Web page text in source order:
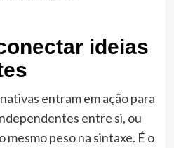
ideias
entram em ação para
entre si, ou
peso na sintaxe. É o